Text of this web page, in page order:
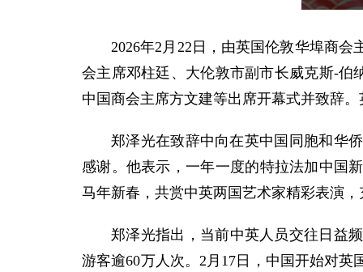
2026年2月22日，由英国伦敦华埠商
会主席邓柱廷、大伦敦市副市长威克斯-伯
中国商会主席方文建等出席开幕式并致辞
郑泽光在致辞中向在英中国同胞和华
感谢。他表示，一年一度的特拉法加中国
马年新春，共赏中英两国艺术家精彩表演
郑泽光指出，当前中英人员交往日益
游客逾60万人次。2月17日，中国开始对